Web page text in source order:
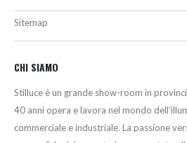
Sitemap
CHI SIAMO
Stilluce è un grande show-room in
40 anni opera e lavora nel mondo
commerciale e industriale. La passione